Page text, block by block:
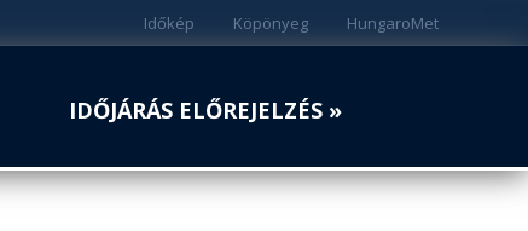
HungaroMet
Köpönyeg
Időkép
IDŐJÁRÁS ELŐREJELZÉS »